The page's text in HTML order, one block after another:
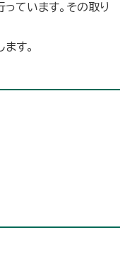
ています。その取り
す。